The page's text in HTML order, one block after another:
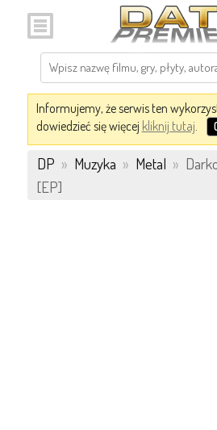
Informujemy, że serwis ten
dowiedzieć się więcej kliknij tutaj.
DP » Muzyka » Metal »
[EP]